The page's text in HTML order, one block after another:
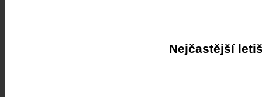
Nejčastější